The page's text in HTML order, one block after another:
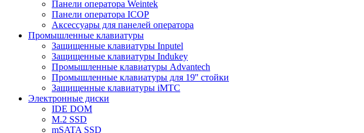
Панели оператора Weintek
Панели оператора ICOP
Аксессуары для панелей оператора
Промышленные клавиатуры
Защищенные клавиатуры Inputel
Защищенные клавиатуры Indukey
Промышленные клавиатуры Advantech
Промышленные клавиатуры для 19'' стойки
Защищенные клавиатуры iMTC
Электронные диски
IDE DOM
M.2 SSD
mSATA SSD